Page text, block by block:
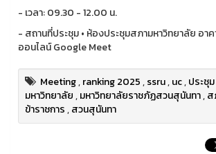
- เวลา: 09.30 - 12.00 น.
- สถานที่ประชุม • ห้องประชุมสภามหาวิทยาลัย อาค
ออนไลน์ Google Meet
Meeting,ranking 2025,ssru,uc,ประชุม
มหาวิทยาลัย,มหาวิทยาลัยราชภัฏสวนสุนันทา,ส
ข้าราชการ,สวนสุนันทา